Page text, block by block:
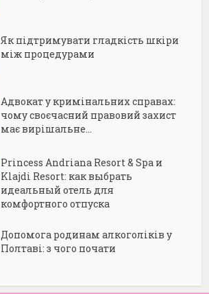
Як підтримувати гладкість шкіри
між процедурами
Адвокат у кримінальних справах:
чому своєчасний правовий захист
має вирішальне...
Princess Andriana Resort & Spa и
Klajdi Resort: как выбрать
идеальный отель для
комфортного отпуска
Допомога родинам алкоголіків у
Полтаві: з чого почати